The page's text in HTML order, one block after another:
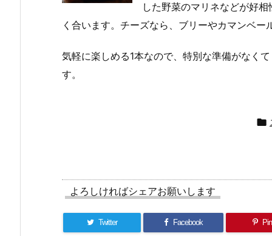
した野菜のマリネなどが好
く合います。チーズなら、ブリーやカマンベ
気軽に楽しめる1本なので、特別な準備がなく
す。

よろしければシェアお願いします
Twitter Facebook